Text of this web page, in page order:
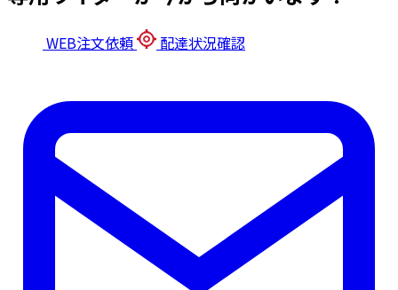
WEB注文依頼 配達状況確認